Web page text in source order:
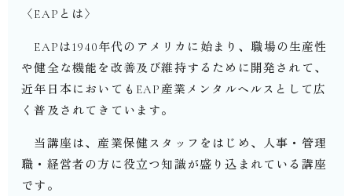
〈EAPとは〉
EAPは1940年代のアメリカに始まり、職場の生産性
や健全な機能を改善及び維持するために開発されて、
近年日本においてもEAP産業メンタルヘルスとして広
く普及されてきています。
当講座は、産業保健スタッフをはじめ、人事・管理
職・経営者の方に役立つ知識が盛り込まれている講座
です。